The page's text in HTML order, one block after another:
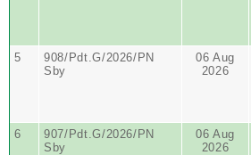
5
908/Pdt.G/2026/PN
Sby
06 Aug
2026
6
907/Pdt.G/2026/PN
Sby
06 Aug
2026